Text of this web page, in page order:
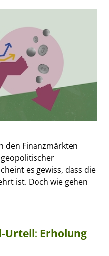
den Finanzmärkten
es gewiss, dass die
ist. Doch wie gehen
Urteil: Erholung